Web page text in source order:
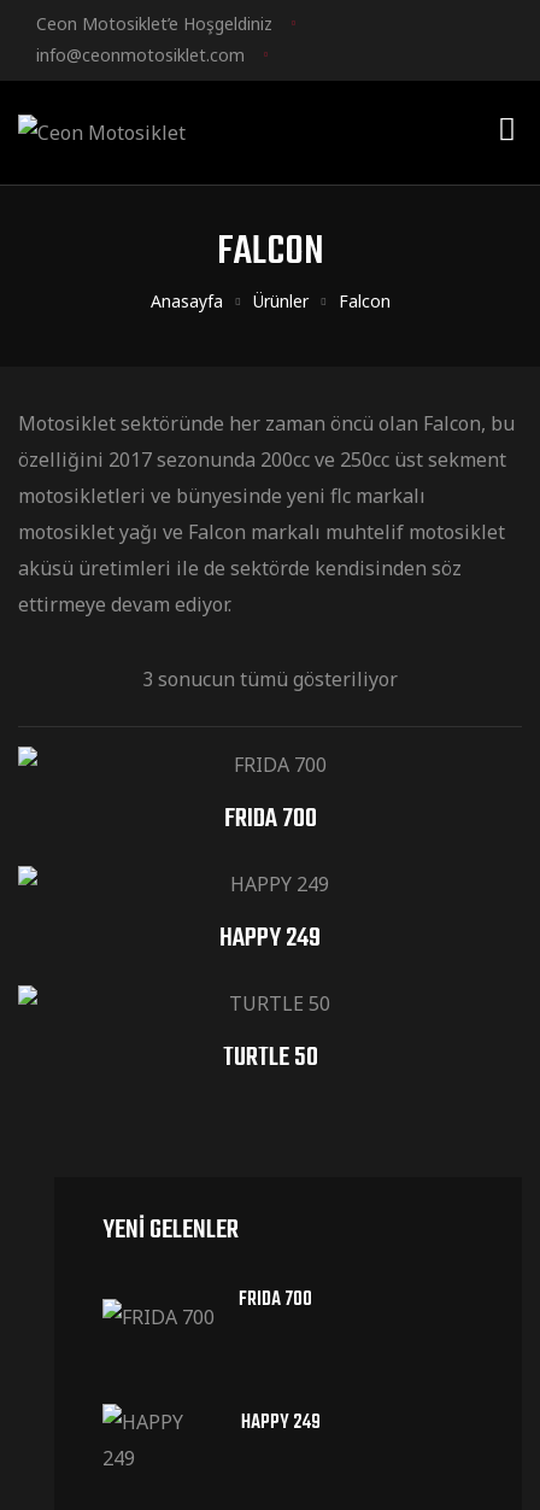
Ceon Motosiklet’e Hoşgeldiniz
info@ceonmotosiklet.com
FALCON
Anasayfa Ürünler Falcon
Motosiklet sektöründe her zaman öncü olan Falcon, bu
özelliğini 2017 sezonunda 200cc ve 250cc üst sekment
motosikletleri ve bünyesinde yeni flc markalı
motosiklet yağı ve Falcon markalı muhtelif motosiklet
aküsü üretimleri ile de sektörde kendisinden söz
ettirmeye devam ediyor.
3 sonucun tümü gösteriliyor
FRIDA 700
HAPPY 249
TURTLE 50
YENI GELENLER
FRIDA 700
HAPPY 249